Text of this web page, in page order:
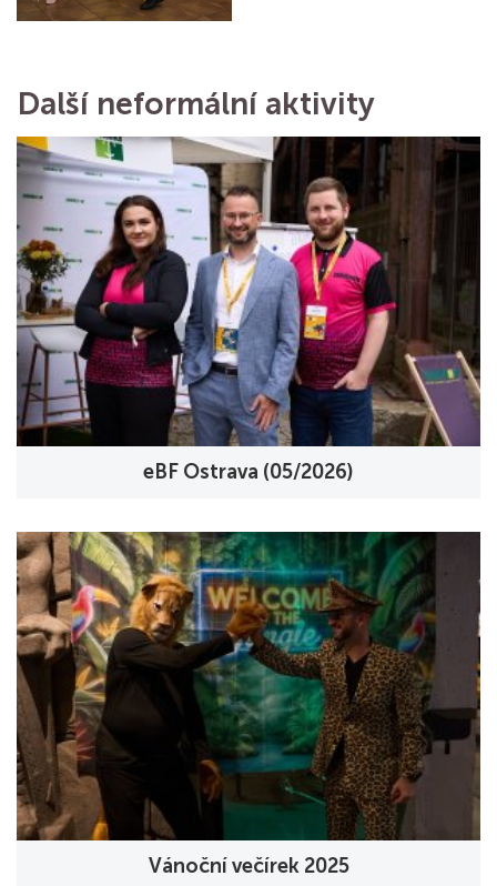
Další neformální aktivity
eBF Ostrava (05/2026)
Vánoční večírek 2025